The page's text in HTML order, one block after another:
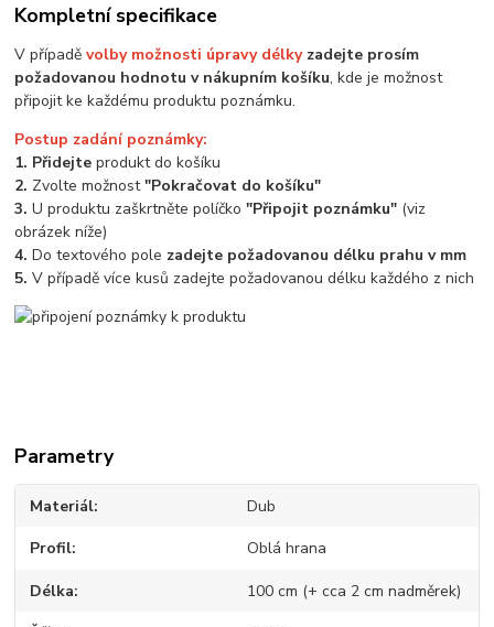
Kompletní specifikace
V případěvolby možnosti úpravy délkyzadejte prosím
požadovanou hodnotu v nákupním košíku, kde je možnost
připojit ke každému produktu poznámku.
Postup zadání poznámky:
1. Přidejte produkt do košíku
2. Zvolte možnost"Pokračovat do košíku"
3.U produktu zaškrtněte políčko"Připojit poznámku" (viz
obrázek níže)
4.Do textového pole zadejte požadovanou délku prahu v mm
5.V případě více kusů zadejte požadovanou délku každého z nich
Parametry
Materiál Dub
Profil Oblá hrana
Délka 100 cm (+ cca 2 cm nadměrek)